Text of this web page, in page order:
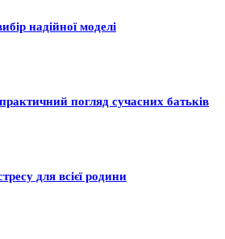
надійної моделі
погляд сучасних батьків
для всієї родини